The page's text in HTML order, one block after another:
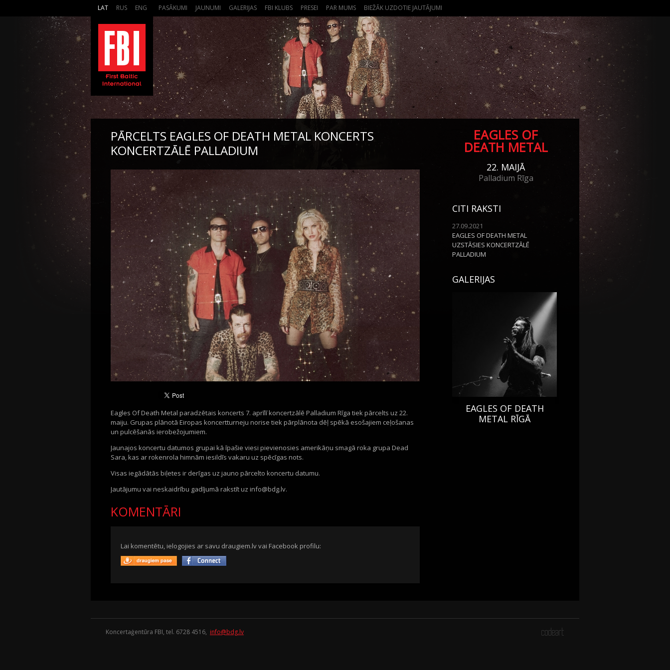
LAT RUS ENG PASĀKUMI JAUNUMI GALERIJAS FBI KLUBS PRESEI PAR MUMS BIEŽĀK UZDOTIE JAUTĀJUMI
PĀRCELTS EAGLES OF DEATH METAL KONCERTS
KONCERTZĀLĒ PALLADIUM
Eagles Of Death Metal paradzētais koncerts 7. aprīlī koncertzālē Palladium Rīga tiek pārcelts uz 22.
maiju. Grupas plānotā Eiropas koncertturneju norise tiek pārplānota dēļ spēkā esošajiem ceļošanas
un pulcēšanās ierobežojumiem.
Jaunajos koncertu datumos grupai kā īpašie viesi pievienosies amerikāņu smagā roka grupa Dead
Sara, kas ar rokenrola himnām iesildīs vakaru uz spēcīgas nots.
Visas iegādātās biļetes ir derīgas uz jauno pārcelto koncertu datumu.
Jautājumu vai neskaidrību gadījumā rakstīt uz info@bdg.lv.
KOMENTĀRI
Lai komentētu, ielogojies ar savu draugiem.lv vai Facebook profilu:
EAGLES OF
DEATH METAL
22. MAIJĀ
Palladium Rīga
CITI RAKSTI
27.09.2021
EAGLES OF DEATH METAL
UZSTĀSIES KONCERTZĀLĒ
PALLADIUM
GALERIJAS
EAGLES OF DEATH
METAL RĪGĀ
Koncertaģentūra FBI, tel. 6728 4516, info@bdg.lv